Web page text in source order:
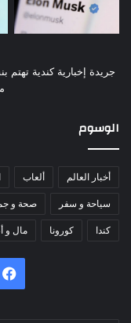
جريدة إخبارية كندية تهتم
الوسوم
أخبار العالم ألعاب
سياحة و سفر صحة و
كندا كورونا مال و